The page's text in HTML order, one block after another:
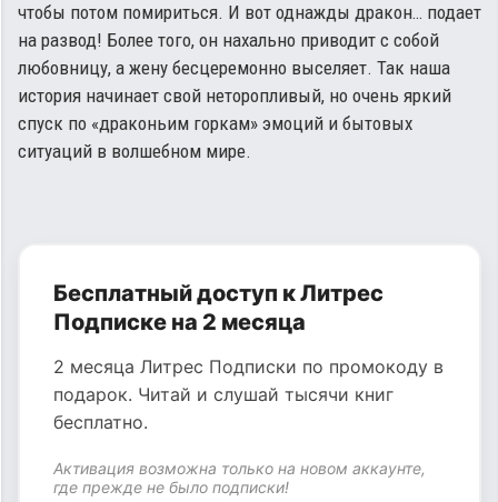
чтобы потом помириться. И вот однажды дракон… подает
на развод! Более того, он нахально приводит с собой
любовницу, а жену бесцеремонно выселяет. Так наша
история начинает свой неторопливый, но очень яркий
спуск по «драконьим горкам» эмоций и бытовых
ситуаций в волшебном мире.
Бесплатный доступ к Литрес
Подписке на 2 месяца
2 месяца Литрес Подписки по промокоду в
подарок. Читай и слушай тысячи книг
бесплатно.
Активация возможна только на новом аккаунте,
где прежде не было подписки!